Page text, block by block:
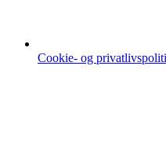
Cookie- og